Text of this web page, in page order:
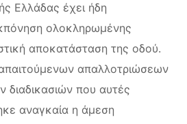
Ελλάδας έχει ήδη
ολοκληρωμένης
αποκατάσταση της οδού.
απαλλοτριώσεων
διαδικασιών που αυτές
αναγκαία η άμεση